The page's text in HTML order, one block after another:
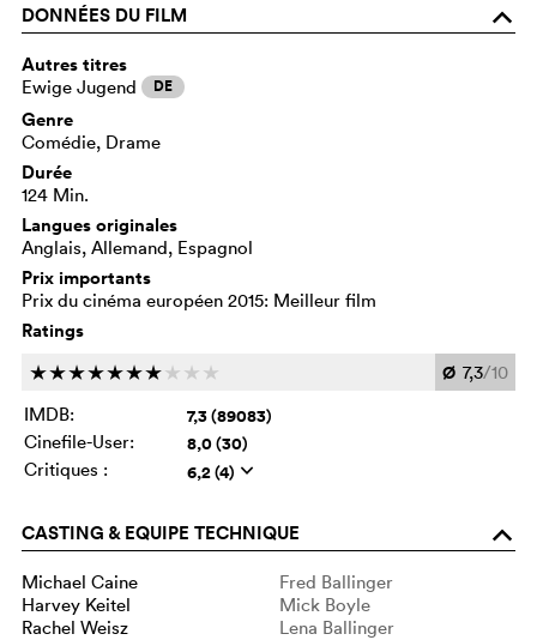
DONNÉES DU FILM o
Autres titres
Ewige Jugend DE
Genre
Comédie, Drame
Durée
124 Min.
Langues originales
Anglais, Allemand, Espagnol
Prix importants
Prix du cinéma européen 2015: Meilleur film
Ratings
ccccccc c c c Ø 7,3/10
IMDB:
7,3 (89083)
Cinefile-User: 8,0 (30)
Critiques : 6,2 (4) q
CASTING & EQUIPE TECHNIQUE o
Michael Caine
Fred Ballinger
Harvey Keitel
Mick Boyle
Rachel Weisz
Lena Ballinger